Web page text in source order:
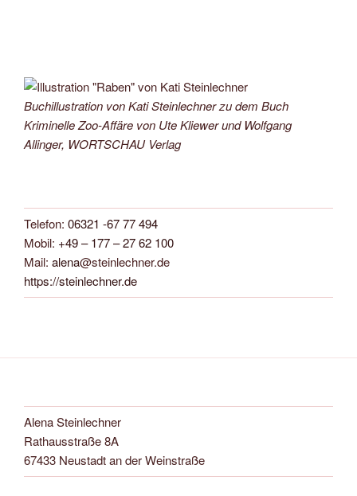
Buchillustration von Kati Steinlechner zu dem Buch
Kriminelle Zoo-Affäre von Ute Kliewer und Wolfgang
Allinger, WORTSCHAU Verlag
Telefon: 06321 -67 77 494
Mobil: +49 – 177 – 27 62 100
Mail: alena@steinlechner.de
https://steinlechner.de
Alena Steinlechner
Rathausstraße 8A
67433 Neustadt an der Weinstraße